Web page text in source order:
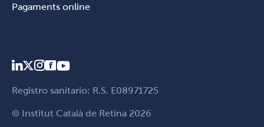
Pagaments online
Registro sanitario: R.S. E08971725
© Institut Català de Retina 2026